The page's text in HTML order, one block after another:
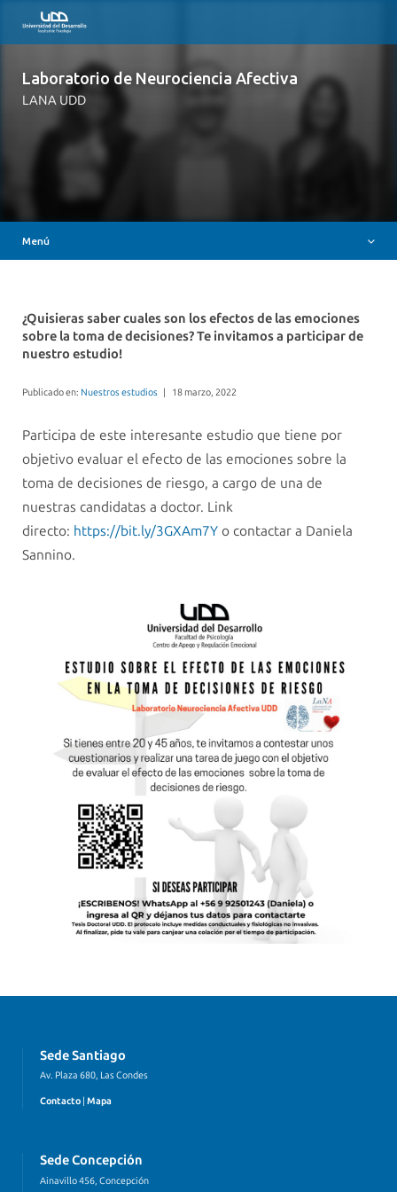
Laboratorio de Neurociencia Afectiva
LANA UDD
Menú
Nuestro Lab
Equipo
Proyectos en curso
Contacto
¿Quisieras saber cuales son los efectos de las emociones
sobre la toma de decisiones? Te invitamos a participar de
nuestro estudio!
Publicado en: Nuestros estudios 18 marzo, 2022
Participa de este interesante estudio que tiene por
objetivo evaluar el efecto de las emociones sobre la
toma de decisiones de riesgo, a cargo de una de
nuestras candidatas a doctor. Link
directo: https://bit.ly/3GXAm7Y o contactar a Daniela
Sannino.
Sede Santiago
Av. Plaza 680, Las Condes
Contacto Mapa
Sede Concepción
Ainavillo 456, Concepción